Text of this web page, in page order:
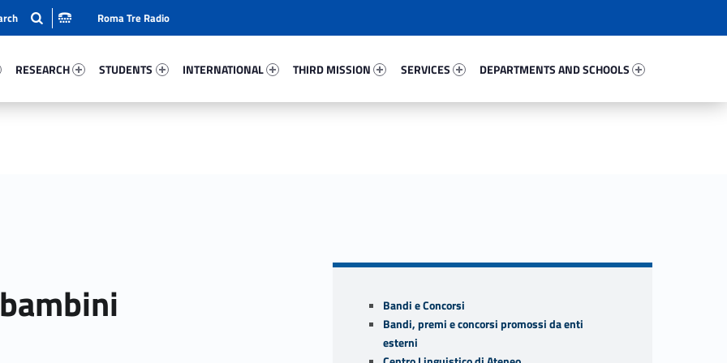
RESEARCH
STUDENTS
INTERNATIONAL
THIRD MISSION
SERVICES
DEPARTMENTS AND SCHOOLS
Roma Tre Radio
Sidebar Bandi e Concorsi
Bandi, premi e concorsi promossi da enti
esterni